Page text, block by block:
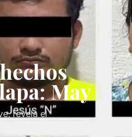
May
revela el